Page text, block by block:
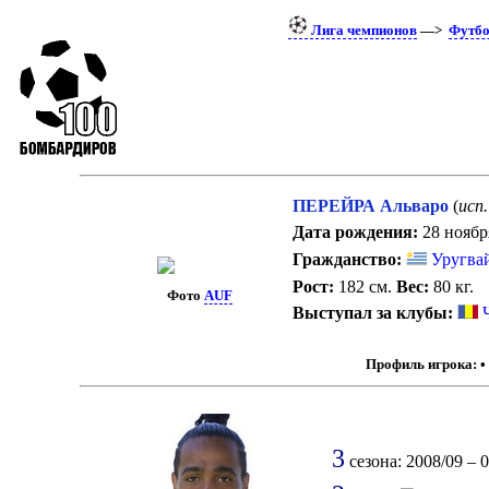
Лига чемпионов —>
Фото AUF
ПЕРЕЙРА Альваро(исп.
Дата рождения: 28
Гражданство:
Рост: 182 см. Вес: 80 кг.
Выступал за клубы:
Профиль игрока: •
3 сезона: 2008/09 –